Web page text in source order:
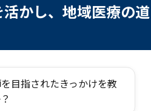
かし、地域医療の道
目指されたきっかけを教